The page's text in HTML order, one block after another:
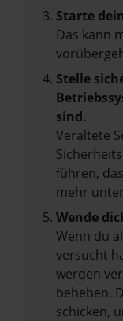
Starte
Das kann
Stelle
sind.
Veraltete
führen,
mehr
Wende
Wenn du
versucht
werden
beheben.
schicken,